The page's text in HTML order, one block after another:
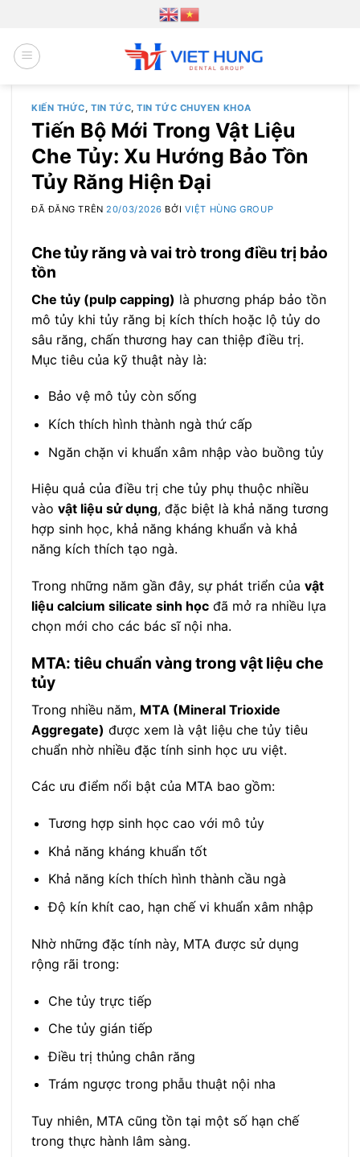
nội
dung
KIẾN THỨC,TIN TỨC,TIN TỨC CHUYEN KHOA
Tiến Bộ Mới Trong Vật Liệu
Che Tủy: Xu Hướng Bảo Tồn
Tủy Răng Hiện Đại
ĐÃ ĐĂNG TRÊN20/03/2026 BỞI VIỆT HÙNG GROUP
Che tủy răng và vai trò trong điều trị bảo
tồn
Che tủy (pulp capping) là phương pháp bảo tồn
mô tủy khi tủy răng bị kích thích hoặc lộ tủy do
sâu răng, chấn thương hay can thiệp điều trị.
Mục tiêu của kỹ thuật này là:
Bảo vệ mô tủy còn sống
Kích thích hình thành ngà thứ cấp
Ngăn chặn vi khuẩn xâm nhập vào buồng tủy
Hiệu quả của điều trị che tủy phụ thuộc nhiều
vào vật liệu sử dụng, đặc biệt là khả năng tương
hợp sinh học, khả năng kháng khuẩn và khả
năng kích thích tạo ngà.
Trong những năm gần đây, sự phát triển của vật
liệu calcium silicate sinh học đã mở ra nhiều lựa
chọn mới cho các bác sĩ nội nha.
MTA: tiêu chuẩn vàng trong vật liệu che
tủy
Trong nhiều năm, MTA (Mineral Trioxide
Aggregate) được xem là vật liệu che tủy tiêu
chuẩn nhờ nhiều đặc tính sinh học ưu việt.
Các ưu điểm nổi bật của MTA bao gồm:
Tương hợp sinh học cao với mô tủy
Khả năng kháng khuẩn tốt
Khả năng kích thích hình thành cầu ngà
Độ kín khít cao, hạn chế vi khuẩn xâm nhập
Nhờ những đặc tính này, MTA được sử dụng
rộng rãi trong:
Che tủy trực tiếp
Che tủy gián tiếp
Điều trị thủng chân răng
Trám ngược trong phẫu thuật nội nha
Tuy nhiên, MTA cũng tồn tại một số hạn chế
trong thực hành lâm sàng.